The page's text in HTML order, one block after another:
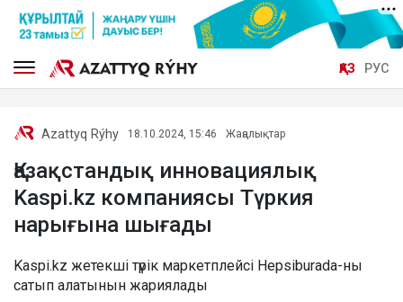
ҚАЗ РУС
Azattyq Rýhy 18.10.2024, 15:46 Жаңалықтар
Қазақстандық инновациялық
Kaspi.kz компаниясы Түркия
нарығына шығады
Kaspi.kz жетекші түрік маркетплейсі Hepsiburada-ны
сатып алатынын жариялады